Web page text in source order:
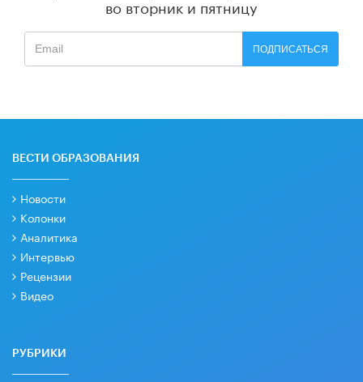
во вторник и пятницу
ПОДПИСАТЬСЯ
ВЕСТИ ОБРАЗОВАНИЯ
Новости
Колонки
Аналитика
Интервью
Рецензии
Видео
РУБРИКИ